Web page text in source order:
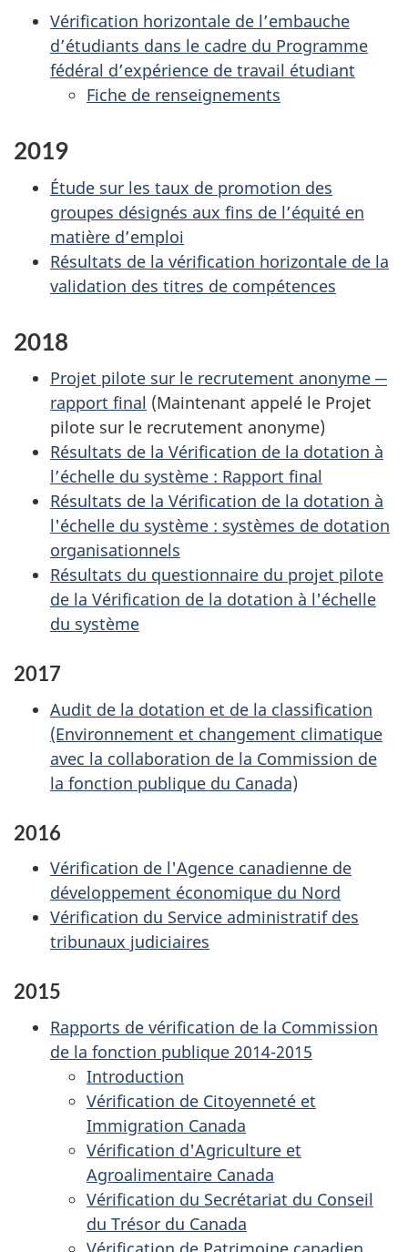
Vérification horizontale de l’embauche
d’étudiants dans le cadre du Programme
fédéral d’expérience de travail étudiant
Fiche de renseignements
2019
Étude sur les taux de promotion des
groupes désignés aux fins de l’équité en
matière d’emploi
Résultats de la vérification horizontale de la
validation des titres de compétences
2018
Projet pilote sur le recrutement anonyme ─
rapport final (Maintenant appelé le Projet
pilote sur le recrutement anonyme)
Résultats de la Vérification de la dotation à
l’échelle du système : Rapport final
Résultats de la Vérification de la dotation à
l'échelle du système : systèmes de dotation
organisationnels
Résultats du questionnaire du projet pilote
de la Vérification de la dotation à l'échelle
du système
2017
Audit de la dotation et de la classification
(Environnement et changement climatique
avec la collaboration de la Commission de
la fonction publique du Canada)
2016
Vérification de l'Agence canadienne de
développement économique du Nord
Vérification du Service administratif des
tribunaux judiciaires
2015
Rapports de vérification de la Commission
de la fonction publique 2014-2015
Introduction
Vérification de Citoyenneté et
Immigration Canada
Vérification d'Agriculture et
Agroalimentaire Canada
Vérification du Secrétariat du Conseil
du Trésor du Canada